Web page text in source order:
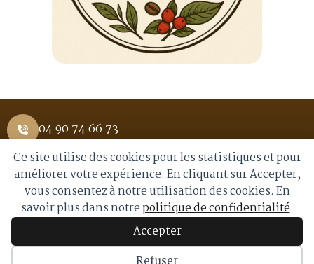
04 90 74 66 73
1 Place Saint Pierre 84400 APT
info@royalmoka.fr
© 2026 Royal Moka. Tous droits réservés
Ce site utilise des cookies pour les statistiques et pour
améliorer votre expérience. En cliquant sur Accepter,
vous consentez à notre utilisation des cookies. En
savoir plus dans notrepolitique de confidentialité.
Accepter